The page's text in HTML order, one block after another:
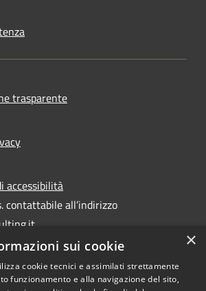
trasparente
accessibilità
contattabile all’indirizzo
×
sui cookie
cookie tecnici e assimilati strettamente
funzionamento e alla navigazione del sito,